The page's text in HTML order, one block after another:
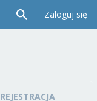
Zaloguj się
REJESTRACJA